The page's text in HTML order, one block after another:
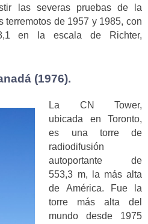
las severas pruebas de la
terremotos de 1957 y 1985, con
en la escala de Richter,
(1976).
La CN Tower,
ubicada en Toronto,
es una torre de
radiodifusión
autoportante de
553,3 m, la más alta
de América. Fue la
torre más alta del
mundo desde 1975